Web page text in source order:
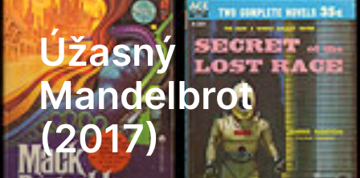
Úžasný
Mandelbrot
(2017)